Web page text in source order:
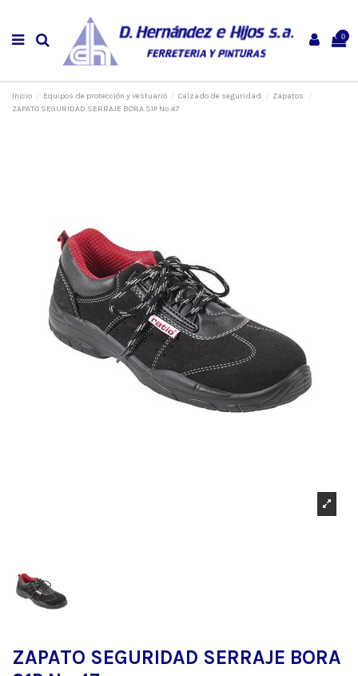
0
Inicio Equipos de protección y vestuario Calzado de seguridad
Zapatos
ZAPATO SEGURIDAD SERRAJE BORA S1P Nº 47
ZAPATO SEGURIDAD SERRAJE BORA